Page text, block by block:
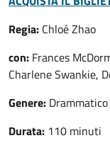
Regia: Chloé Zhao
con: Frances
Charlene Swankie,
Genere: Drammatico
Durata: 110 minuti